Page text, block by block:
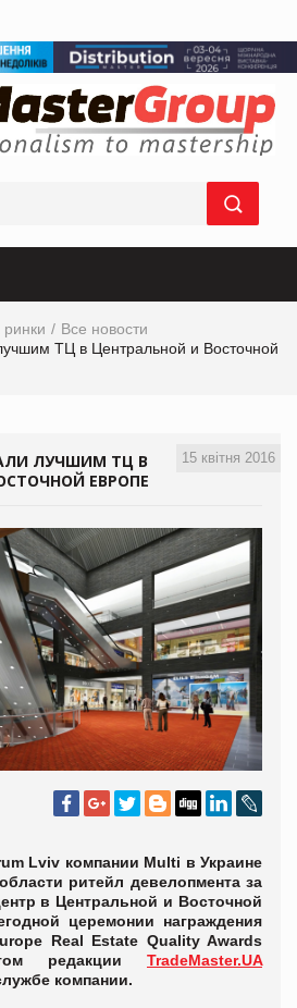
Все новости
ТЦ в Центральной и Восточной
15 квітня 2016
ЛУЧШИМ ТЦ В
ЕВРОПЕ
Lviv компании Multi в Украине
ритейл девелопмента за
в Центральной и Восточной
церемонии награждения
Real Estate Quality Awards
редакции TradeMaster.UA
компании.